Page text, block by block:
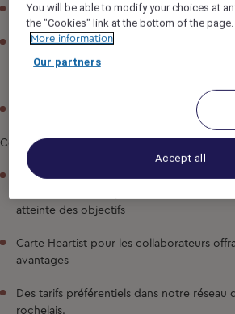
Connaissance des normes HACCP
Votre sens de l’organisation et votre
de la sécurité alimentaire sont des atouts
Vous êtes dynamique et pédagogue.
Ce que vous propose notre établissement :
Prime équivalente à un 13ème mois,
atteinte des objectifs
Carte Heartist pour les collaborateurs
avantages
Des tarifs préférentiels dans notre réseau
rochelais.
You will be able to modify your choices at
the "Cookies" link at the bottom of the page.
More information
Our partners
Accept all